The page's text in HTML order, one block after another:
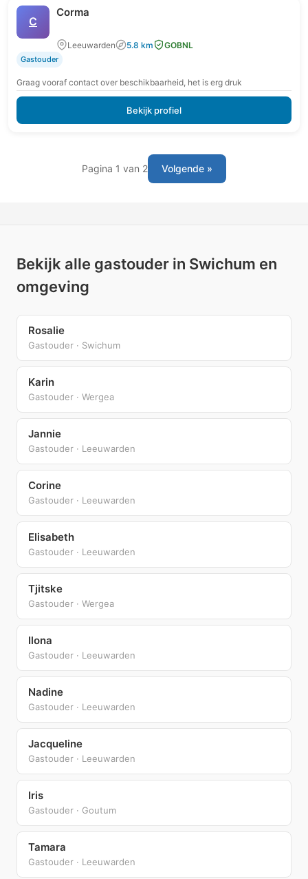
C
Corma
Leeuwarden 5.8 km GOBNL
Gastouder
Graag vooraf contact over beschikbaarheid, het is erg druk
Bekijk profiel
Pagina 1 van 2 Volgende »
Bekijk alle gastouder in Swichum en
omgeving
Rosalie
Gastouder · Swichum
Karin
Gastouder · Wergea
Jannie
Gastouder · Leeuwarden
Corine
Gastouder · Leeuwarden
Elisabeth
Gastouder · Leeuwarden
Tjitske
Gastouder · Wergea
Ilona
Gastouder · Leeuwarden
Nadine
Gastouder · Leeuwarden
Jacqueline
Gastouder · Leeuwarden
Iris
Gastouder · Goutum
Tamara
Gastouder · Leeuwarden